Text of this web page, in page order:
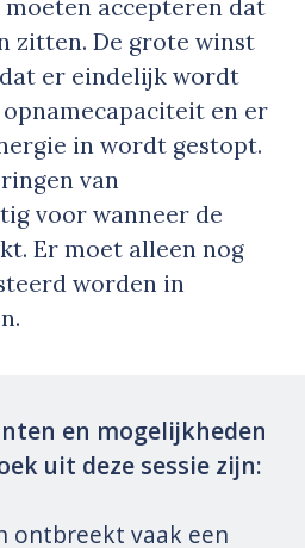
accepteren dat
zitten. De grote winst
er eindelijk wordt
en er
in wordt gestopt.
van
voor wanneer de
Er moet alleen nog
worden in
en mogelijkheden
uit deze sessie zijn:
ontbreekt vaak een